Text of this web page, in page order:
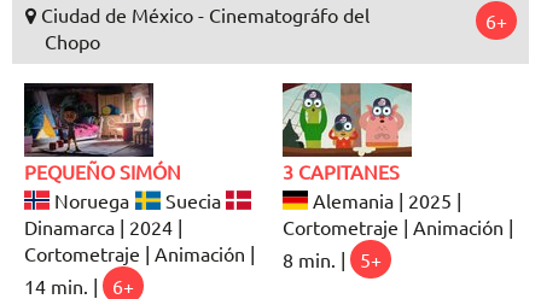
Ciudad de México - Cinematográfo del
Chopo
6+
PEQUEÑO SIMÓN
Noruega
Suecia
Dinamarca | 2024 |
Cortometraje | Animación |
14 min. |
6+
3 CAPITANES
Alemania | 2025 |
Cortometraje | Animación |
8 min. |
5+